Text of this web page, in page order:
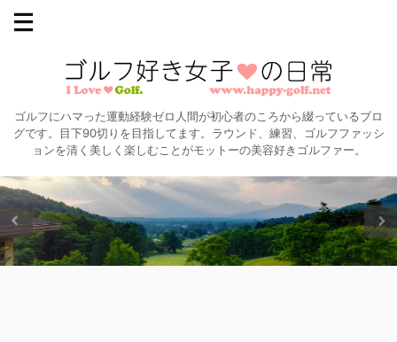
ゴルフにハマった運動経験ゼロ人間が初心者のころから綴っているブロ
グです。目下90切りを目指してます。ラウンド、練習、ゴルフファッシ
ョンを清く美しく楽しむことがモットーの美容好きゴルファー。